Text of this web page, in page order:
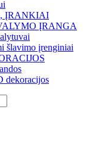
ĮRANKIAI
ĮRANGA
šlavimo įrenginiai
dekoracijos